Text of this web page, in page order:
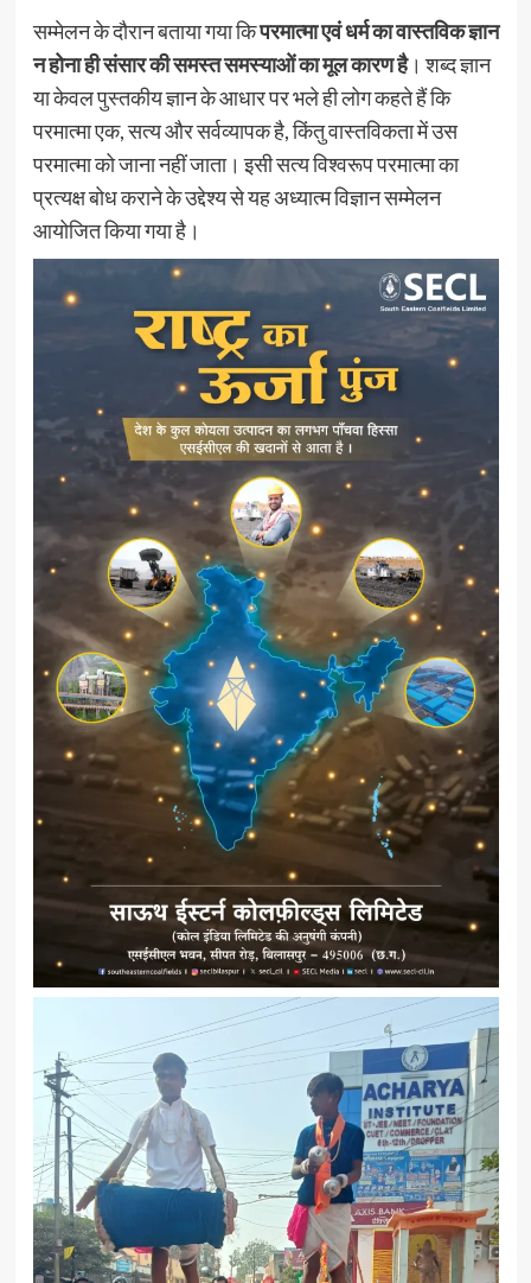
सम्मेलन के दौरान बताया गया किपरमात्मा एवं धर्म का वास्तविक ज्ञान
न होना ही संसार की समस्त समस्याओं का मूल कारण है। शब्द ज्ञान
या केवल पुस्तकीय ज्ञान के आधार पर भले ही लोग कहते हैं कि
परमात्मा एक, सत्य और सर्वव्यापक है, किंतु वास्तविकता में उस
परमात्मा को जाना नहीं जाता। इसी सत्य विश्वरूप परमात्मा का
प्रत्यक्ष बोध कराने के उद्देश्य से यह अध्यात्म विज्ञान सम्मेलन
आयोजित किया गया है।